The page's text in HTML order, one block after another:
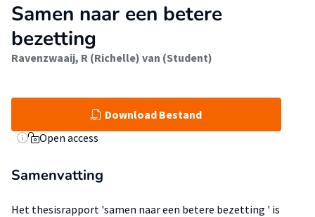
Samen naar een betere
bezetting
Ravenzwaaij, R (Richelle) van (Student)
Download Bestand
Open access
Samenvatting
Het thesisrapport 'samen naar een betere bezetting ' is